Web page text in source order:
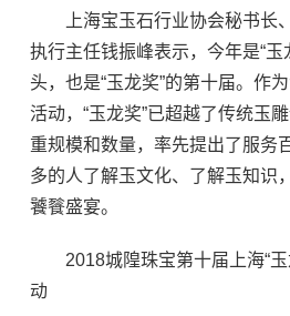
上海宝玉石行业协会秘书长、
执行主任钱振峰表示，今年是“玉
头，也是“玉龙奖”的第十届。作
活动，“玉龙奖”已超越了传统玉
重规模和数量，率先提出了服务
多的人了解玉文化、了解玉知识
饕餮盛宴。
2018城隍珠宝第十届上海“玉
动